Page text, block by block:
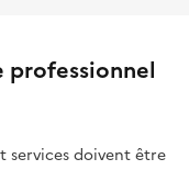
services doivent être